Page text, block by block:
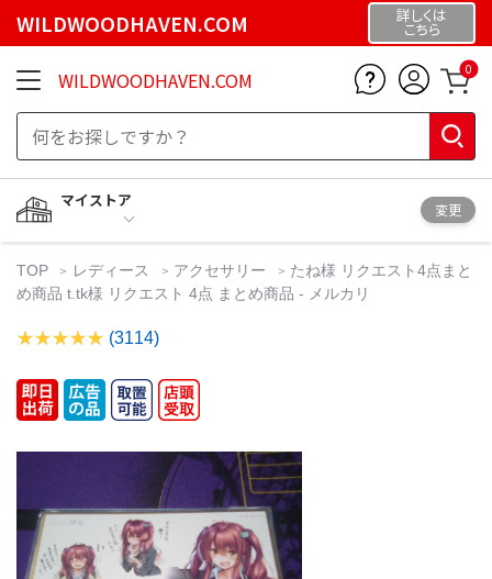
WILDWOODHAVEN.COM 詳しくは
こちら
WILDWOODHAVEN.COM 0
マイストア
変更
TOP レディース アクセサリー
たね様 リクエスト4点まと
め商品 t.tk様 リクエスト 4点 まとめ商品 - メルカリ
(3114)